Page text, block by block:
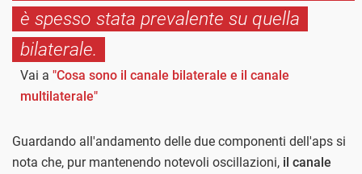
è spesso stata prevalente su quella
bilaterale.
Vai a "Cosa sono il canale bilaterale e il canale
multilaterale"
Guardando all'andamento delle due componenti dell'aps si
nota che, pur mantenendo notevoli oscillazioni, il canale